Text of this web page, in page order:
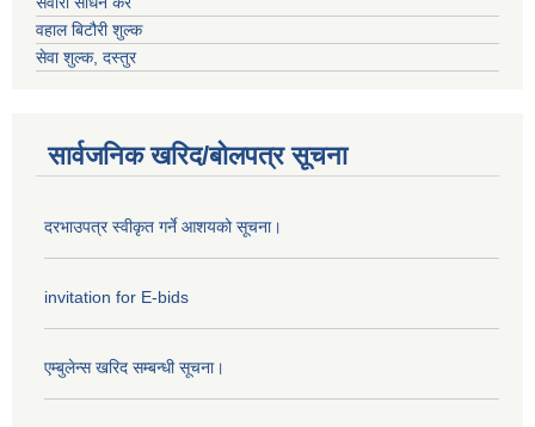
वहाल बिटौरी शुल्क
सेवा शुल्क, दस्तुर
सार्वजनिक खरिद/बोलपत्र सूचना
दरभाउपत्र स्वीकृत गर्ने आशयको सूचना।
invitation for E-bids
एम्बुलेन्स खरिद सम्बन्धी सूचना।